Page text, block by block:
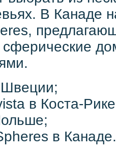
В Канаде
сферические
в Коста-
в Канаде.